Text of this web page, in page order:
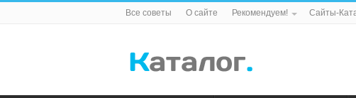
Все советы О сайте Рекомендуем! Сайты-